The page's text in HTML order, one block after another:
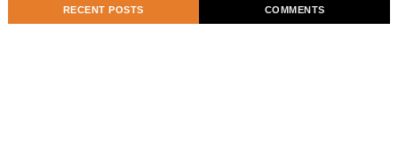
RECENT POSTS COMMENTS